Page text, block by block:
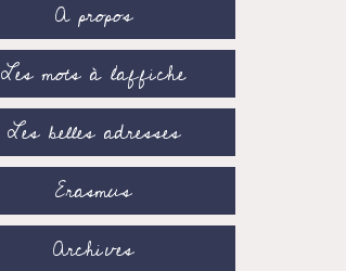
A propos
Les mots à l’affiche
Les belles adresses
Erasmus
Archives